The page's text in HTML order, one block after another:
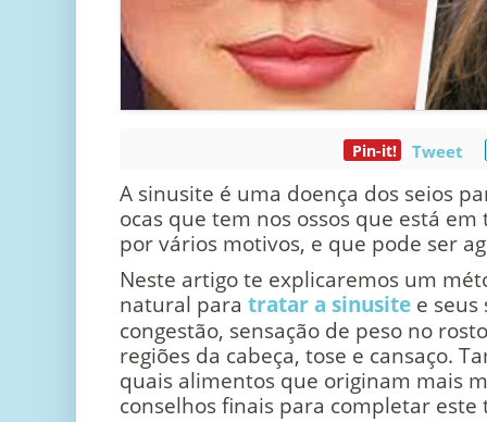
Pin-it! Tweet
A sinusite é uma doença dos seios
ocas que tem nos ossos que está
por vários motivos, e que pode ser
Neste artigo te explicaremos um
natural para tratar a sinusite e
congestão, sensação de peso no
regiões da cabeça, tose e cansaço.
quais alimentos que originam mais
conselhos finais para completar